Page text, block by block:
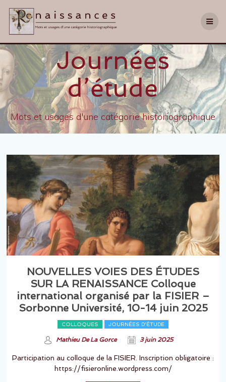
Journées
d’étude
Mots et usages d'une catégorie historiographique
NOUVELLES VOIES DES ÉTUDES
SUR LA RENAISSANCE Colloque
international organisé par la FISIER –
Sorbonne Université, 10-14 juin 2025
COLLOQUES JOURNÉES D'ÉTUDE
Mathieu De La Gorce 3 juin 2025
Participation au colloque de la FISIER. Inscription obligatoire :
https://fisieronline.wordpress.com/